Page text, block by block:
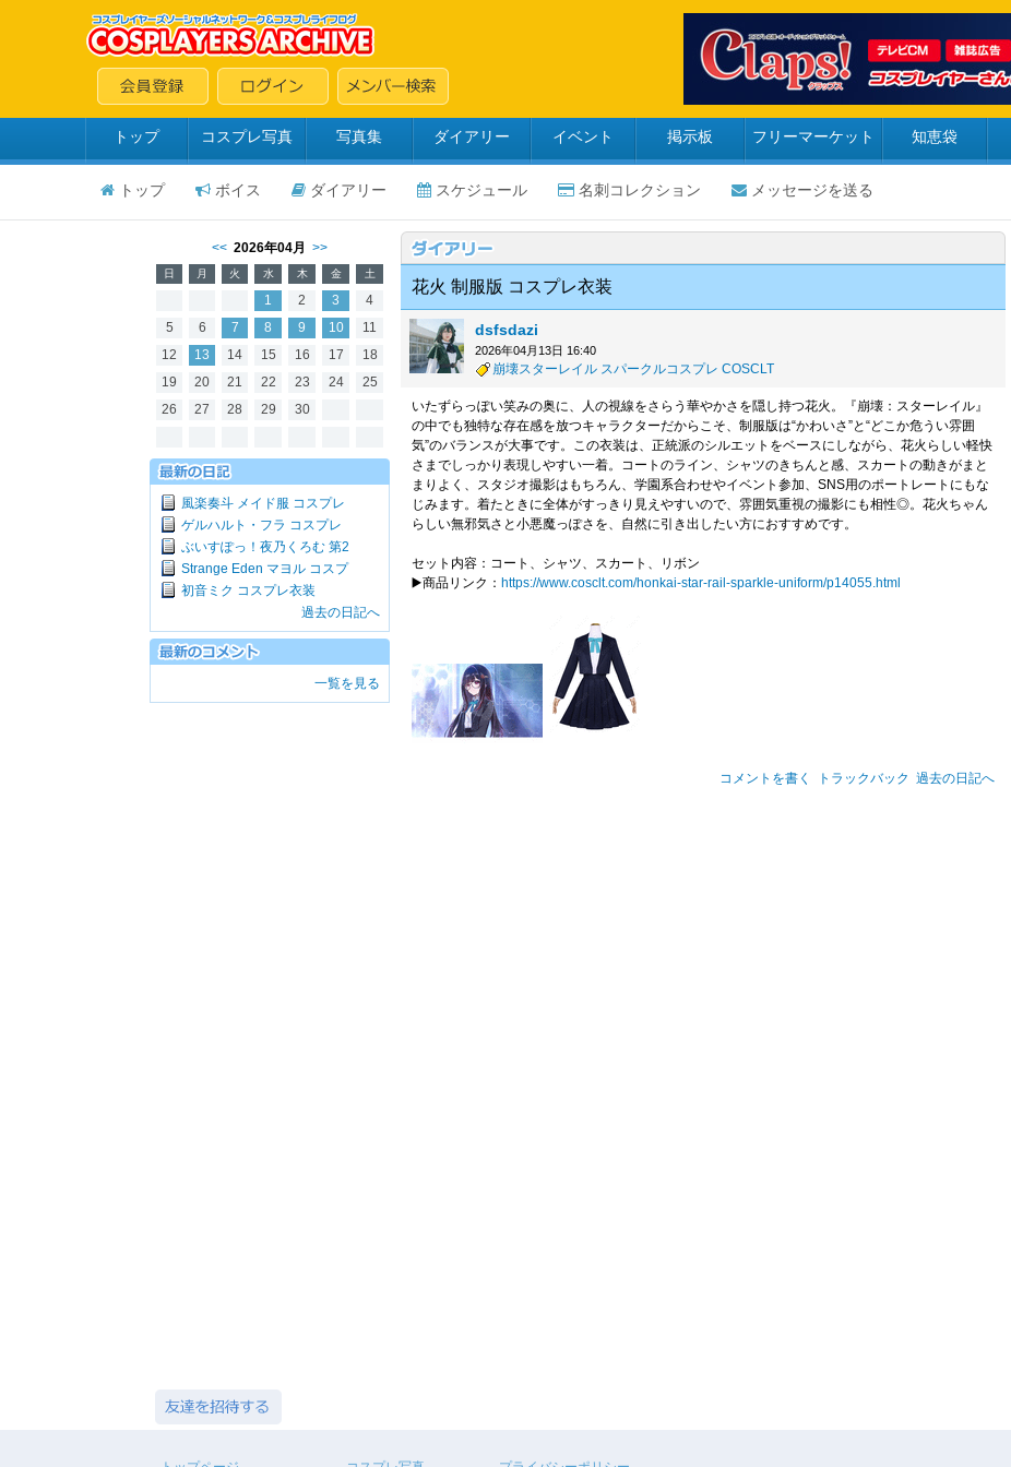
トップ コスプレ写真 写真集 ダイアリー イベント 掲示板 フリーマーケット 知恵袋
トップ ボイス ダイアリー スケジュール 名刺コレクション メッセージを送る
<< 2026年04月 >>
日 月 火 水 木 金 土
1 2 3
4
5
6 7 8 9 10
11
12
13 14 15 16 17
18
19
20 21 22 23 24
25
26
27 28 29 30
風楽奏斗 メイド服 コスプレ
ゲルハルト・フラ コスプレ
ぶいすぽっ！夜乃くろむ 第2
Strange Eden マヨル コスプ
初音ミク コスプレ衣装
過去の日記へ
一覧を見る
花火 制服版 コスプレ衣装
dsfsdazi
2026年04月13日 16:40
崩壊スターレイル スパークルコスプレ COSCLT
いたずらっぽい笑みの奥に、人の視線をさらう華やかさを隠し持つ花火。『崩壊：スターレイル』
の中でも独特な存在感を放つキャラクターだからこそ、制服版は“かわいさ”と“どこか危うい雰囲
気”のバランスが大事です。この衣装は、正統派のシルエットをベースにしながら、花火らしい軽快
さまでしっかり表現しやすい一着。コートのライン、シャツのきちんと感、スカートの動きがまと
まりよく、スタジオ撮影はもちろん、学園系合わせやイベント参加、SNS用のポートレートにもな
じみます。着たときに全体がすっきり見えやすいので、雰囲気重視の撮影にも相性◎。花火ちゃん
らしい無邪気さと小悪魔っぽさを、自然に引き出したい方におすすめです。
セット内容：コート、シャツ、スカート、リボン
▶️商品リンク： https://www.cosclt.com/honkai-star-rail-sparkle-uniform/p14055.html
コメントを書く トラックバック 過去の日記へ